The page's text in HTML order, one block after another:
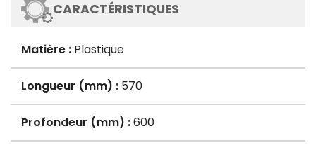
CARACTÉRISTIQUES
Matière : Plastique
Longueur (mm) : 570
Profondeur (mm) :600